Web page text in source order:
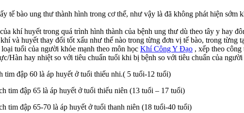
tế bào ung thư thành hình trong cơ thể, như vậy là đã không phát hiện
khí huyết trong quá trình hình thành của bệnh ung thư dù theo tây y hay
và huyết thay đổi tốt xấu như thế nào trong từng đơn vị tế bào, trong từng
tuổi của người khỏe mạnh theo môn học Khí Công Y Đạo , xếp theo
Hàn hay nhiệt so với tiêu chuẩn tuổi khi bị bệnh so với tiêu chuẩn của người
tim đập 60 là áp huyết ở tuổi thiếu nhi.( 5 tuổi-12 tuổi)
tim đập 65 là áp huyết ở tuổi thiếu niên (13 tuổi – 17 tuổi)
tim đập 65-70 là áp huyết ở tuổi thanh niên (18 tuổi-40 tuổi)